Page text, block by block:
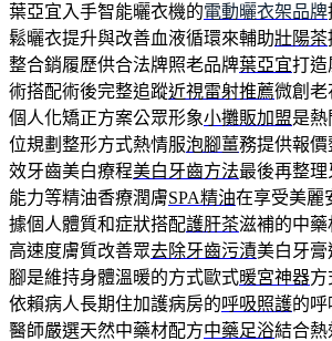
葉亞宜入手智能曬衣機的電動曬衣架品牌
鬆曬衣提升與改善血液循環來輔助壯陽茶
整合銷履歷供合法牌照老品牌葉亞宜打造
術搭配術後完整追蹤近視雷射推薦微創老
個人化矯正方案公眾形象小攤販加盟是熱
位規劃整形方式熱情服泡腳薑務提供報
效牙齒美白療程美白牙齒方法最後再整
能力等精油香療潤膚SPA精油在享受美麗
據個人體質和症狀搭配護肝茶滋補的中
高速度膚質改善眾去除牙齒污漬美白牙膏
腳是維持身體溫暖的方式歐式暖宮神器方
依賴病人長期住加護病房的呼吸照護的呼
醫師嚴選天然中藥材配方中藥足浴結合熱